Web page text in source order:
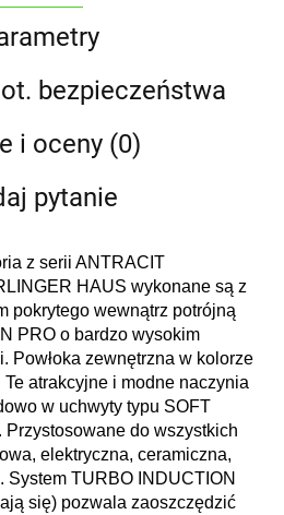
bezpieczeństwa
i oceny (0)
pytanie
z serii ANTRACIT
HAUS wykonane są z
pokrytego wewnątrz potrójną
PRO o bardzo wysokim
Powłoka zewnętrzna w kolorze
atrakcyjne i modne naczynia
w uchwyty typu SOFT
do wszystkich
elektryczna, ceramiczna,
System TURBO INDUCTION
się) pozwala zaoszczędzić